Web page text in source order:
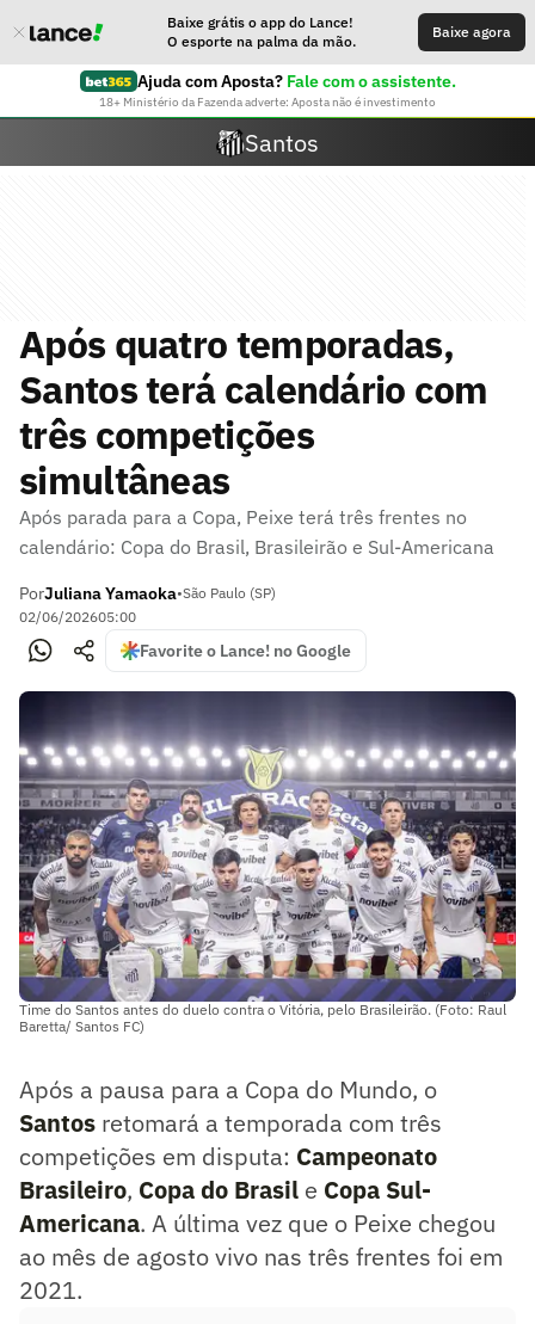
Baixe grátis o app do Lance!
O esporte na palma da mão.
Baixe agora
Ajuda com Aposta? Fale com o assistente.
18+ Ministério da Fazenda adverte: Aposta não é investimento
Santos
Após quatro temporadas,
Santos terá calendário com
três competições
simultâneas
Após parada para a Copa, Peixe terá três frentes no
calendário: Copa do Brasil, Brasileirão e Sul-Americana
PorJuliana Yamaoka•São Paulo (SP)
02/06/202605:00
Favorite o Lance! no Google
Time do Santos antes do duelo contra o Vitória, pelo Brasileirão. (Foto: Raul
Baretta/ Santos FC)
Após a pausa para a Copa do Mundo, o
Santos retomará a temporada com três
competições em disputa: Campeonato
Brasileiro, Copa do Brasil e Copa Sul-
Americana. A última vez que o Peixe chegou
ao mês de agosto vivo nas três frentes foi em
2021.